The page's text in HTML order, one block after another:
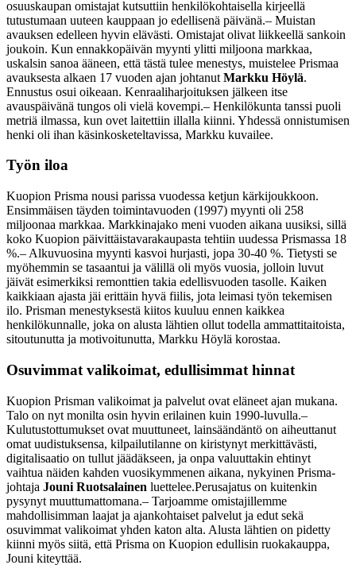
osuuskaupan omistajat kutsuttiin henkilökohtaisella kirjeellä
tutustumaan uuteen kauppaan jo edellisenä päivänä.– Muistan
avauksen edelleen hyvin elävästi. Omistajat olivat liikkeellä sankoin
joukoin. Kun ennakkopäivän myynti ylitti miljoona markkaa,
uskalsin sanoa ääneen, että tästä tulee menestys, muistelee Prismaa
avauksesta alkaen 17 vuoden ajan johtanut Markku Höylä.
Ennustus osui oikeaan. Kenraaliharjoituksen jälkeen itse
avauspäivänä tungos oli vielä kovempi.– Henkilökunta tanssi puoli
metriä ilmassa, kun ovet laitettiin illalla kiinni. Yhdessä onnistumisen
henki oli ihan käsinkosketeltavissa, Markku kuvailee.
Työn iloa
Kuopion Prisma nousi parissa vuodessa ketjun kärkijoukkoon.
Ensimmäisen täyden toimintavuoden (1997) myynti oli 258
miljoonaa markkaa. Markkinajako meni vuoden aikana uusiksi, sillä
koko Kuopion päivittäistavarakaupasta tehtiin uudessa Prismassa 18
%.– Alkuvuosina myynti kasvoi hurjasti, jopa 30-40 %. Tietysti se
myöhemmin se tasaantui ja välillä oli myös vuosia, jolloin luvut
jäivät esimerkiksi remonttien takia edellisvuoden tasolle. Kaiken
kaikkiaan ajasta jäi erittäin hyvä fiilis, jota leimasi työn tekemisen
ilo. Prisman menestyksestä kiitos kuuluu ennen kaikkea
henkilökunnalle, joka on alusta lähtien ollut todella ammattitaitoista,
sitoutunutta ja motivoitunutta, Markku Höylä korostaa.
Osuvimmat valikoimat, edullisimmat hinnat
Kuopion Prisman valikoimat ja palvelut ovat eläneet ajan mukana.
Talo on nyt monilta osin hyvin erilainen kuin 1990-luvulla.–
Kulutustottumukset ovat muuttuneet, lainsäändäntö on aiheuttanut
omat uudistuksensa, kilpailutilanne on kiristynyt merkittävästi,
digitalisaatio on tullut jäädäkseen, ja onpa valuuttakin ehtinyt
vaihtua näiden kahden vuosikymmenen aikana, nykyinen Prisma-
johtaja Jouni Ruotsalainen luettelee.Perusajatus on kuitenkin
pysynyt muuttumattomana.– Tarjoamme omistajillemme
mahdollisimman laajat ja ajankohtaiset palvelut ja edut sekä
osuvimmat valikoimat yhden katon alta. Alusta lähtien on pidetty
kiinni myös siitä, että Prisma on Kuopion edullisin ruokakauppa,
Jouni kiteyttää.